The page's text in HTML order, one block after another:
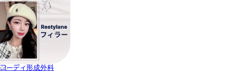
コーディ形成外科